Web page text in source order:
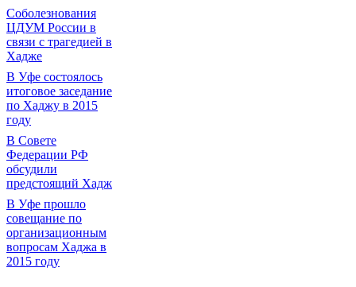
Соболезнования
ЦДУМ России в
связи с трагедией в
Хадже
В Уфе состоялось
итоговое заседание
по Хаджу в 2015
году
В Совете
Федерации РФ
обсудили
предстоящий Хадж
В Уфе прошло
совещание по
организационным
вопросам Хаджа в
2015 году